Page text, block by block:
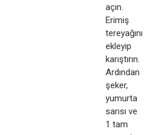
açın.
Erimiş
tereyağını
ekleyip
karıştırın.
Ardından
şeker,
yumurta
sarısı ve
1 tam